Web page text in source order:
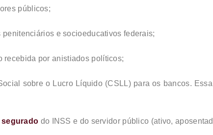
públicos;
e socioeducativos federais;
recebida por anistiados políticos;
sobre o Lucro Líquido (CSLL) para os bancos.
do INSS e do servidor público (ativo,